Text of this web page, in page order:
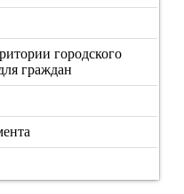
городского
граждан